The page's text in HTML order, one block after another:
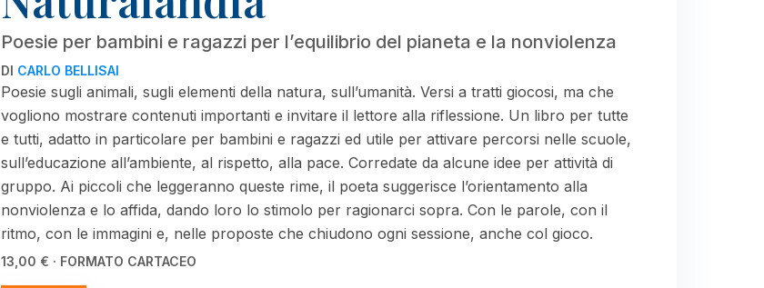
Poesie per bambini e ragazzi per l’equilibrio del pianeta e la nonviolenza
DI CARLO BELLISAI
Poesie sugli animali, sugli elementi della natura, sull’umanità. Versi a tratti giocosi, ma che
vogliono mostrare contenuti importanti e invitare il lettore alla riflessione. Un libro per tutte
e tutti, adatto in particolare per bambini e ragazzi ed utile per attivare percorsi nelle scuole,
sull’educazione all’ambiente, al rispetto, alla pace. Corredate da alcune idee per attività di
gruppo. Ai piccoli che leggeranno queste rime, il poeta suggerisce l’orientamento alla
nonviolenza e lo affida, dando loro lo stimolo per ragionarci sopra. Con le parole, con il
ritmo, con le immagini e, nelle proposte che chiudono ogni sessione, anche col gioco.
13,00 € · FORMATO CARTACEO